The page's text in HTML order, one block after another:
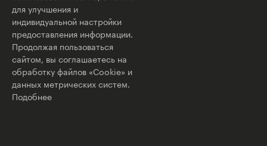
для улучшения и
индивидуальной настройки
предоставления информации.
Продолжая пользоваться
сайтом, вы соглашаетесь на
обработку файлов «Cookie» и
данных метрических систем.
Подобнее